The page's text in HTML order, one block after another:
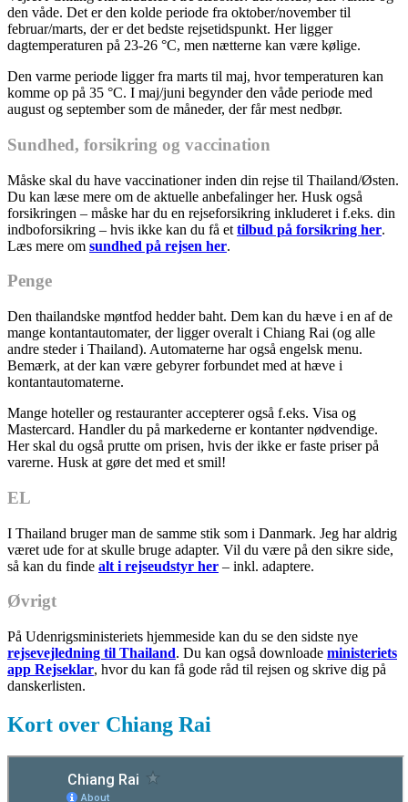
den våde. Det er den kolde periode fra oktober/november til
februar/marts, der er det bedste rejsetidspunkt. Her ligger
dagtemperaturen på 23-26 °C, men nætterne kan være kølige.
Den varme periode ligger fra marts til maj, hvor temperaturen kan
komme op på 35 °C. I maj/juni begynder den våde periode med
august og september som de måneder, der får mest nedbør.
Sundhed, forsikring og vaccination
Måske skal du have vaccinationer inden din rejse til Thailand/Østen.
Du kan læse mere om de aktuelle anbefalinger her. Husk også
forsikringen – måske har du en rejseforsikring inkluderet i f.eks. din
indboforsikring – hvis ikke kan du få et tilbud på forsikring her.
Læs mere om sundhed på rejsen her.
Penge
Den thailandske møntfod hedder baht. Dem kan du hæve i en af de
mange kontantautomater, der ligger overalt i Chiang Rai (og alle
andre steder i Thailand). Automaterne har også engelsk menu.
Bemærk, at der kan være gebyrer forbundet med at hæve i
kontantautomaterne.
Mange hoteller og restauranter accepterer også f.eks. Visa og
Mastercard. Handler du på markederne er kontanter nødvendige.
Her skal du også prutte om prisen, hvis der ikke er faste priser på
varerne. Husk at gøre det med et smil!
EL
I Thailand bruger man de samme stik som i Danmark. Jeg har aldrig
været ude for at skulle bruge adapter. Vil du være på den sikre side,
så kan du finde alt i rejseudstyr her – inkl. adaptere.
Øvrigt
På Udenrigsministeriets hjemmeside kan du se den sidste nye
rejsevejledning til Thailand. Du kan også downloade ministeriets
app Rejseklar, hvor du kan få gode råd til rejsen og skrive dig på
danskerlisten.
Kort over Chiang Rai